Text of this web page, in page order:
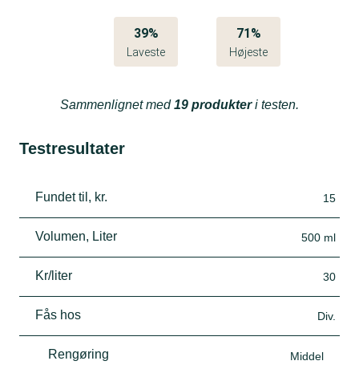
39%
Laveste
71%
Højeste
Sammenlignet med19 produkteri testen.
Testresultater
Fundet til, kr. 15
Volumen, Liter 500 ml
Kr/liter 30
Fås hos Div.
Rengøring Middel